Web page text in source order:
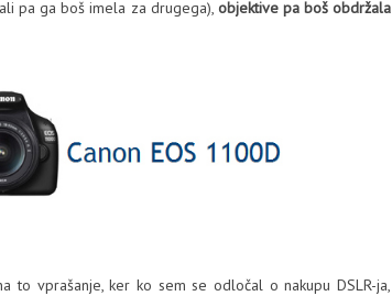
pa ga boš imela za drugega), objektive pa boš obdržala
to vprašanje, ker ko sem se odločal o nakupu DSLR-ja,